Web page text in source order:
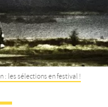
: les sélections en festival !